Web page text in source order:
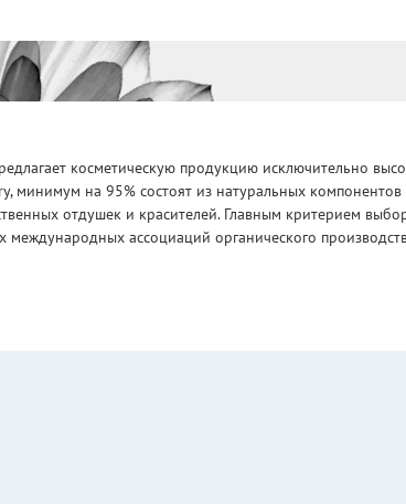
косметическую продукцию исключительно
минимум на 95% состоят из натуральных
отдушек и красителей. Главным критерием
ассоциаций органического